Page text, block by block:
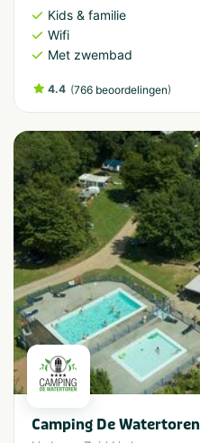
Kids & familie
Wifi
Met zwembad
4.4 (766 beoordelingen)
Camping De Watertoren